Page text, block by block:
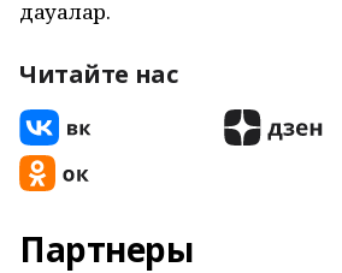
дауалар.
Читайте нас
Партнеры